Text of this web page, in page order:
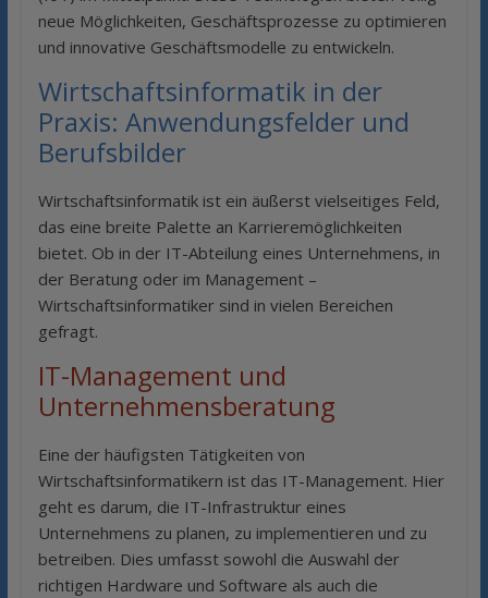
neue Möglichkeiten, Geschäftsprozesse zu optimieren
und innovative Geschäftsmodelle zu entwickeln.
Wirtschaftsinformatik in der
Praxis: Anwendungsfelder und
Berufsbilder
Wirtschaftsinformatik ist ein äußerst vielseitiges Feld,
das eine breite Palette an Karrieremöglichkeiten
bietet. Ob in der IT-Abteilung eines Unternehmens, in
der Beratung oder im Management –
Wirtschaftsinformatiker sind in vielen Bereichen
gefragt.
IT-Management und
Unternehmensberatung
Eine der häufigsten Tätigkeiten von
Wirtschaftsinformatikern ist das IT-Management. Hier
geht es darum, die IT-Infrastruktur eines
Unternehmens zu planen, zu implementieren und zu
betreiben. Dies umfasst sowohl die Auswahl der
richtigen Hardware und Software als auch die